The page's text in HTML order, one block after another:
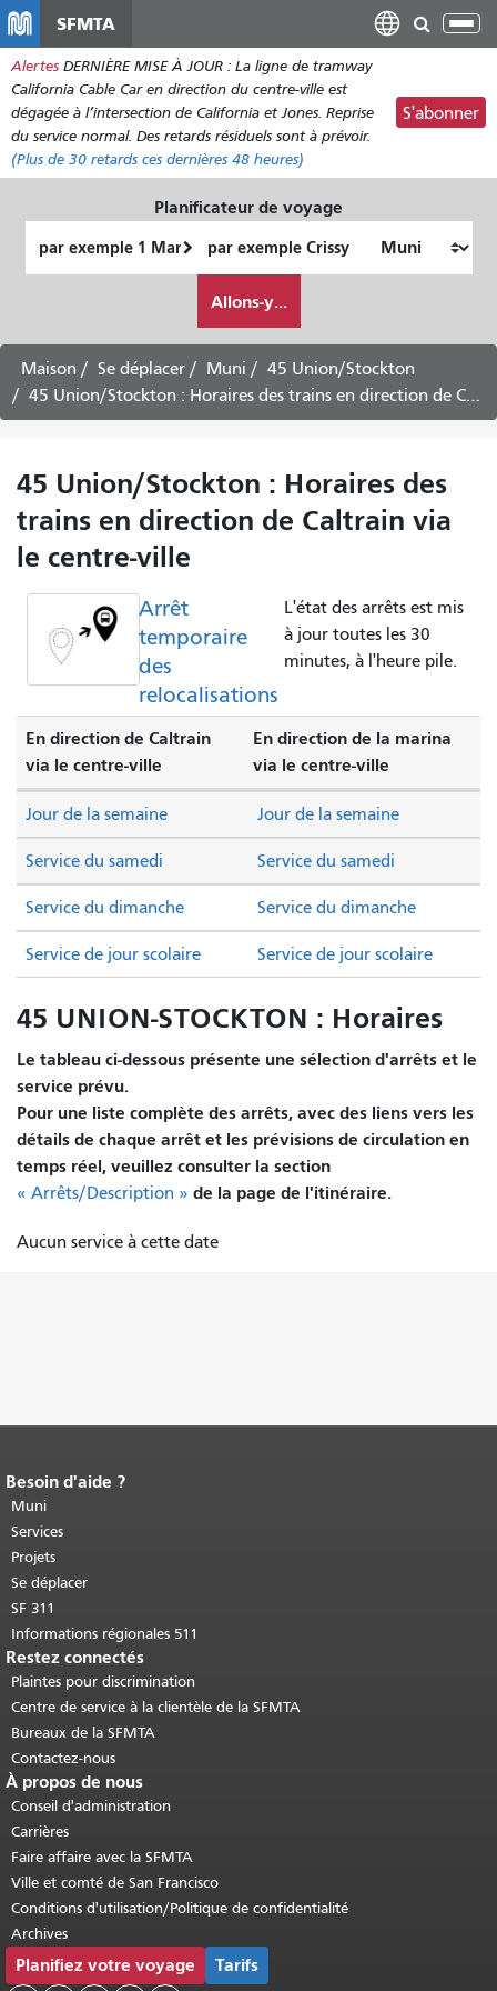
contenu
principal
SFMTA
Alertes DERNIÈRE MISE À JOUR : La ligne de tramway
California Cable Car en direction du centre-ville est
dégagée à l’intersection de California et Jones. Reprise
du service normal. Des retards résiduels sont à prévoir.
(Plus de 30 retards ces dernières 48 heures)
S'abonner
Planificateur de voyage
de
final
je
veux
voyager
Allons-y...
Maison Se déplacer Muni
45 Union/Stockton
45 Union/Stockton : Horaires des trains en direction de Caltrain via le centre-ville
45 Union/Stockton : Horaires des
trains en direction de Caltrain via
le centre-ville
Arrêt
temporaire
des
relocalisations
L'état des arrêts est mis
à jour toutes les 30
minutes, à l'heure pile.
En direction de Caltrain
via le centre-ville
En direction de la marina
via le centre-ville
Service du samedi Service du samedi
Service du dimanche Service du dimanche
Jour de la semaine Jour de la semaine
Service de jour scolaire Service de jour scolaire
45 UNION-STOCKTON : Horaires
Le tableau ci-dessous présente une sélection d'arrêts et le
service prévu.
Pour une liste complète des arrêts, avec des liens vers les
détails de chaque arrêt et les prévisions de circulation en
temps réel, veuillez consulter la section
« Arrêts/Description » de la page de l'itinéraire.
Aucun service à cette date
Fin du contenu de la page.
cette page se répète sur chaque page.
Retour au haut du contenu principal
Besoin d'aide ?
Muni
Services
Projets
Se déplacer
SF 311
Informations régionales 511
Restez connectés
Plaintes pour discrimination
Centre de service à la clientèle de la SFMTA
Bureaux de la SFMTA
Contactez-nous
À propos de nous
Conseil d'administration
Carrières
Faire affaire avec la SFMTA
Ville et comté de San Francisco
Conditions d'utilisation/Politique de confidentialité
Archives
Planifiez votre voyage Tarifs